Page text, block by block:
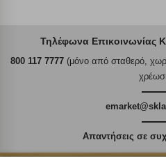
Τηλέφωνα Επικοινωνίας
800 117 7777(μόνο από σταθερό,
Απαντήσεις σε